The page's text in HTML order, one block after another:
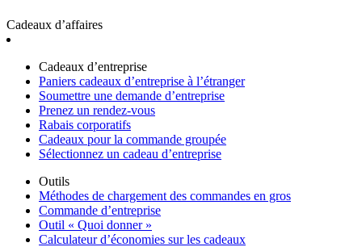
Cadeaux d’affaires
Cadeaux d’entreprise
Paniers cadeaux d’entreprise à l’étranger
Soumettre une demande d’entreprise
Prenez un rendez-vous
Rabais corporatifs
Cadeaux pour la commande groupée
Sélectionnez un cadeau d’entreprise
Outils
Méthodes de chargement des commandes en gros
Commande d’entreprise
Outil « Quoi donner »
Calculateur d’économies sur les cadeaux